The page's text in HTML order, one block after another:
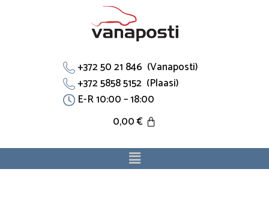
+372 50 21 846 (Vanaposti)
+372 5858 5152 (Plaasi)
E-R 10:00 – 18:00
0,00€
Menu